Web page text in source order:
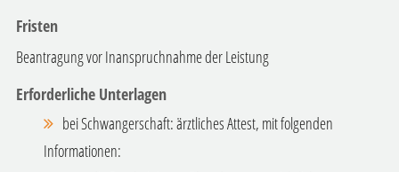
Fristen
Beantragung vor Inanspruchnahme der Leistung
Erforderliche Unterlagen
bei Schwangerschaft: ärztliches Attest, mit folgenden
Informationen: